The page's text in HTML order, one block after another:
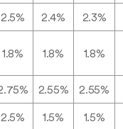
2.5% 2.4% 2.3%
1.8% 1.8% 1.8%
2.55% 2.55%
2.5% 1.5% 1.5%